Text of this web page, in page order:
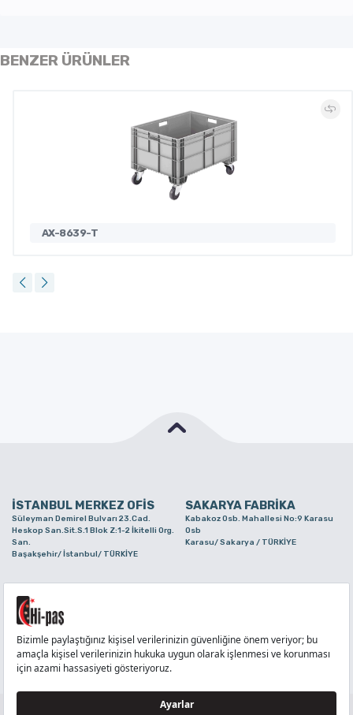
BENZER ÜRÜNLER
AX-8639-T
İSTANBUL MERKEZ OFİS SAKARYA FABRİKA
Süleyman Demirel Bulvarı 23.Cad.
Heskop San.Sit.S.1 Blok Z:1-2 İkitelli Org.
San.
Başakşehir/ İstanbul/ TÜRKİYE
Kabakoz Osb. Mahallesi No:9 Karasu
Osb
Karasu/ Sakarya / TÜRKİYE
Alaaddinbey Mah. Ayfatma Cad. No.11 A/C
Sam.3 Plaza B Blok Nilüfer/ Bursa/
TÜRKİYE
TELEFON